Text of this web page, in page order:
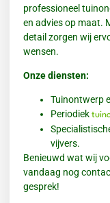
professioneel
en advies op maat.
detail zorgen wij
wensen.
Onze diensten:
Tuinontwerp
Periodiek
vijvers.
Benieuwd wat wij
vandaag nog
gesprek!